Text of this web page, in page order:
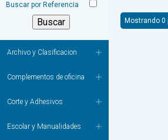
Buscar por Referencia
Archivo y Clasificacion
Complementos de oficina
Corte y Adhesivos
Escolar y Manualidades
Mostrando 0